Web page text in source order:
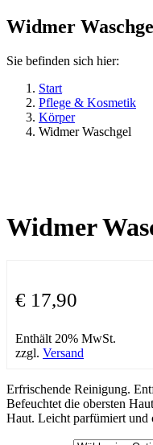
Widmer
Sie befinden sich hier:
Start
Pflege & Kosmetik
Körper
Widmer Waschgel
Widmer
€ 17,90
Enthält 20% MwSt.
zzgl. Versand
Erfrischende Reinigung.
Befeuchtet die obersten
Haut. Leicht parfümiert und